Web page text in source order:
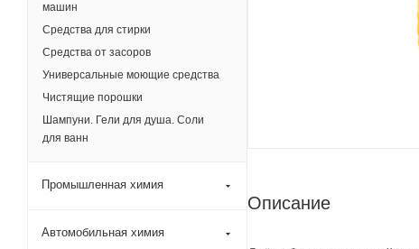
Описание
машин
Средства для стирки
Средства от засоров
Универсальные моющие средства
Чистящие порошки
Шампуни. Гели для душа. Соли
для ванн
Промышленная химия
Автомобильная химия